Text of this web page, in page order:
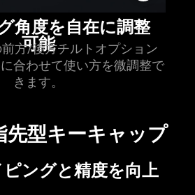
角度を自在に調整
可能
前方/後方チルトオプション
合わせて使い方を微調整で
き ます。
型キーキャップ
ングと精度を向上